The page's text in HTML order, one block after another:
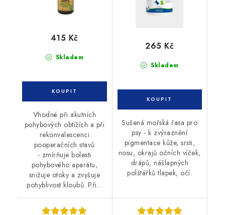
Skladem
415 Kč
Vhodné při akutních
pohybových obtížích a při
rekonvalescenci
pooperačních stavů
- zmírňuje bolesti
pohybového aparátu,
snižuje otoky a zvyšuje
pohyblivost kloubů. Při...
Skladem
265 Kč
Sušená mořská řasa pro
psy - k zvýraznění
pigmentace kůže, srsti,
nosu, okrajů očních víček,
drápů, nášlapných
polštářků tlapek, očí.